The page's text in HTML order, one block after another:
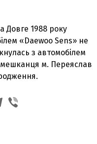
Довге 1988 року
«Daewoo Sens» не
з автомобілем
м. Переяслав